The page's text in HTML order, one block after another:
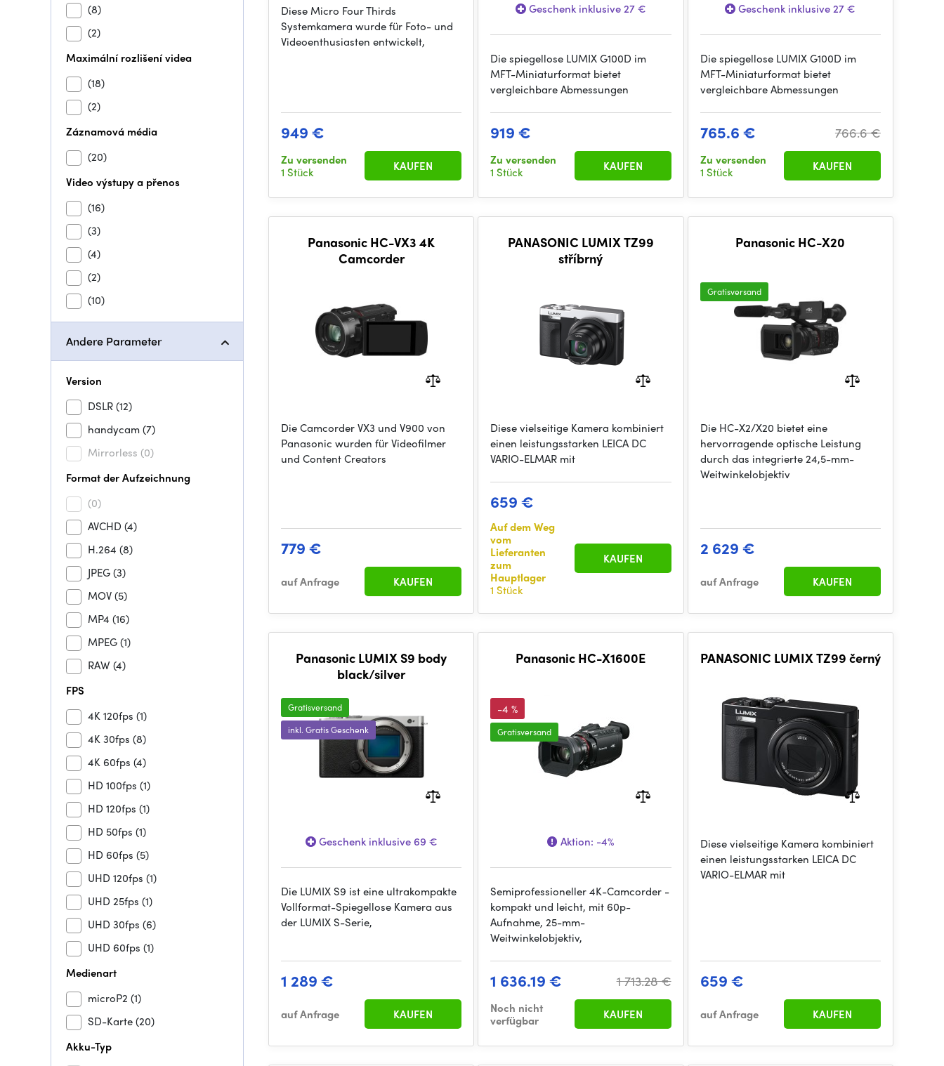
(8)
(2)
Maximální rozlišení videa
(18)
(2)
Záznamová média
(20)
Video výstupy a přenos
(16)
(3)
(4)
(2)
(10)
Andere Parameter
Version
DSLR(12)
handycam(7)
Mirrorless (0)
Format der Aufzeichnung
(0)
AVCHD (4)
H.264 (8)
JPEG(3)
MOV(5)
MP4 (16)
MPEG(1)
RAW(4)
FPS
4K 120fps (1)
4K 30fps (8)
4K 60fps (4)
HD 100fps (1)
HD 120fps (1)
HD 50fps (1)
HD 60fps (5)
UHD 120fps (1)
UHD 25fps (1)
UHD 30fps (6)
UHD 60fps (1)
Medienart
microP2 (1)
SD-Karte(20)
Akku-Typ
Diese Micro Four Thirds
Systemkamera wurde für Foto- und
Videoenthusiasten entwickelt,
949 €
Zu versenden
1 Stück
KAUFEN
Geschenk inklusive 27 €
Die spiegellose LUMIX G100D im
MFT-Miniaturformat bietet
vergleichbare Abmessungen
919 €
Zu versenden
1 Stück
KAUFEN
Geschenk inklusive 27 €
Die spiegellose LUMIX G100D im
MFT-Miniaturformat bietet
vergleichbare Abmessungen
765.6 € 766.6 €
Zu versenden
1 Stück
KAUFEN
Panasonic HC-VX3 4K
Camcorder
Die Camcorder VX3 und V900 von
Panasonic wurden für Videofilmer
und Content Creators
779 €
auf Anfrage KAUFEN
PANASONIC LUMIX TZ99
stříbrný
Diese vielseitige Kamera kombiniert
einen leistungsstarken LEICA DC
VARIO-ELMAR mit
659 €
Auf dem Weg
vom
Lieferanten
zum
Hauptlager
1 Stück
KAUFEN
Panasonic HC-X20
Gratisversand
Die HC-X2/X20 bietet eine
hervorragende optische Leistung
durch das integrierte 24,5-mm-
Weitwinkelobjektiv
2 629 €
auf Anfrage KAUFEN
Panasonic LUMIX S9 body
black/silver
Gratisversand
inkl. Gratis Geschenk
Geschenk inklusive 69 €
Die LUMIX S9 ist eine ultrakompakte
Vollformat-Spiegellose Kamera aus
der LUMIX S-Serie,
1 289 €
auf Anfrage KAUFEN
Panasonic HC-X1600E
-4 %
Gratisversand
Aktion: -4%
Semiprofessioneller 4K-Camcorder -
kompakt und leicht, mit 60p-
Aufnahme, 25-mm-
Weitwinkelobjektiv,
1 636.19 € 1 713.28 €
Noch nicht
verfügbar
KAUFEN
PANASONIC LUMIX TZ99 černý
Diese vielseitige Kamera kombiniert
einen leistungsstarken LEICA DC
VARIO-ELMAR mit
659 €
auf Anfrage KAUFEN